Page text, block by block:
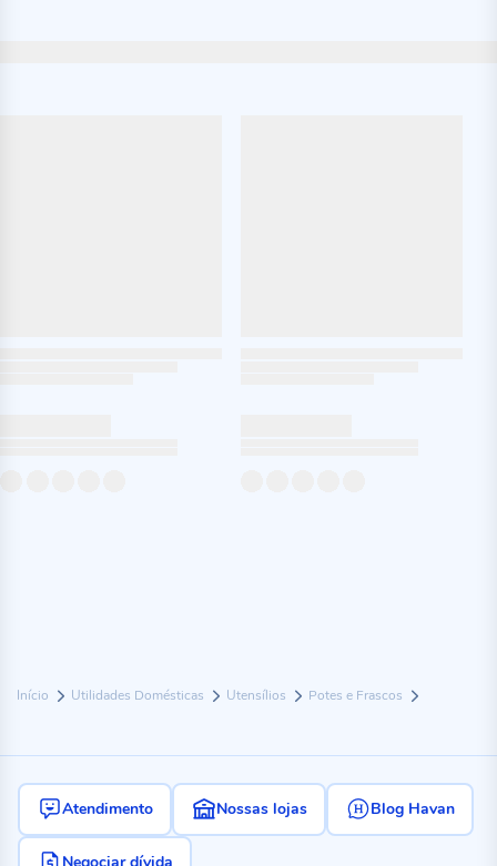
Início Utilidades Domésticas Utensílios Potes e Frascos
Atendimento Nossas lojas Blog Havan